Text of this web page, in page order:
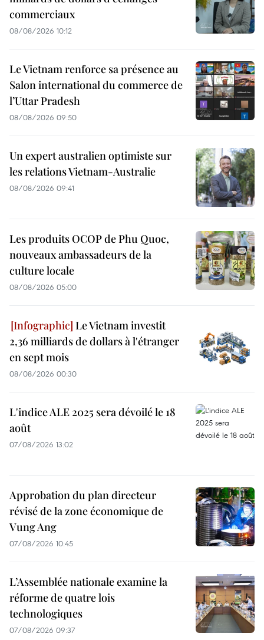
commerciaux
08/08/2026 10:12
Le Vietnam renforce sa présence au
Salon international du commerce de
l’Uttar Pradesh
08/08/2026 09:50
Un expert australien optimiste sur
les relations Vietnam-Australie
08/08/2026 09:41
Les produits OCOP de Phu Quoc,
nouveaux ambassadeurs de la
culture locale
08/08/2026 05:00
Le Vietnam investit
2,36 milliards de dollars à l'étranger
en sept mois
08/08/2026 00:30
L'indice ALE 2025 sera dévoilé le 18
août
07/08/2026 13:02
Approbation du plan directeur
révisé de la zone économique de
Vung Ang
07/08/2026 10:45
L’Assemblée nationale examine la
réforme de quatre lois
technologiques
07/08/2026 09:37